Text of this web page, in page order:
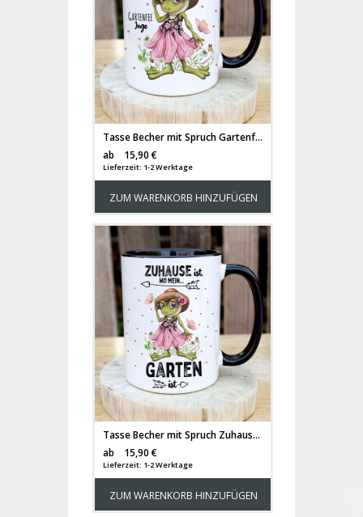
Tasse Becher mit Spruch Gartenfee & Frosch Froschdame mit Wunschname Name Kaffeebecher Geschenk zum Muttertag Spruchbecher ts2084
ab
15,90 €
Lieferzeit: 1-2 Werktage
ZUM WARENKORB HINZUFÜGEN
Tasse Becher mit Spruch Zuhause ist wo mein Garten ist & Frosch Froschdame Kaffeebecher Geschenk zum Muttertag Spruchbecher ts2085
ab
15,90 €
Lieferzeit: 1-2 Werktage
ZUM WARENKORB HINZUFÜGEN